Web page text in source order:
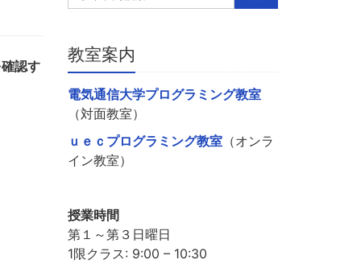
認す
教室案内
電気通信大学プログラミング教室
（対面教室）
ｕｅｃプログラミング教室（オンラ
イン教室）
授業時間
第１～第３日曜日
1限クラス: 9:00 – 10:30